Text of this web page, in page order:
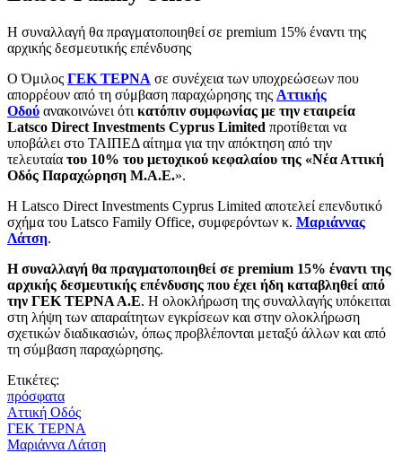
Η συναλλαγή θα πραγματοποιηθεί σε premium 15% έναντι της
αρχικής δεσμευτικής επένδυσης
O Όμιλος ΓΕΚ ΤΕΡΝΑ σε συνέχεια των υποχρεώσεων που
απορρέουν από τη σύμβαση παραχώρησης της Αττικής
Οδού ανακοινώνει ότι κατόπιν συμφωνίας με την εταιρεία
Latsco Direct Investments Cyprus Limited προτίθεται να
υποβάλει στο ΤΑΙΠΕΔ αίτημα για την απόκτηση από την
τελευταία του 10% του μετοχικού κεφαλαίου της «Νέα Αττική
Οδός Παραχώρηση Μ.Α.Ε.».
Η Latsco Direct Investments Cyprus Limited αποτελεί επενδυτικό
σχήμα του Latsco Family Office, συμφερόντων κ. Μαριάννας
Λάτση.
Η συναλλαγή θα πραγματοποιηθεί σε premium 15% έναντι της
αρχικής δεσμευτικής επένδυσης που έχει ήδη καταβληθεί από
την ΓΕΚ ΤΕΡΝΑ Α.Ε. Η ολοκλήρωση της συναλλαγής υπόκειται
στη λήψη των απαραίτητων εγκρίσεων και στην ολοκλήρωση
σχετικών διαδικασιών, όπως προβλέπονται μεταξύ άλλων και από
τη σύμβαση παραχώρησης.
Ετικέτες:
πρόσφατα
Αττική Οδός
ΓΕΚ ΤΕΡΝΑ
Μαριάννα Λάτση